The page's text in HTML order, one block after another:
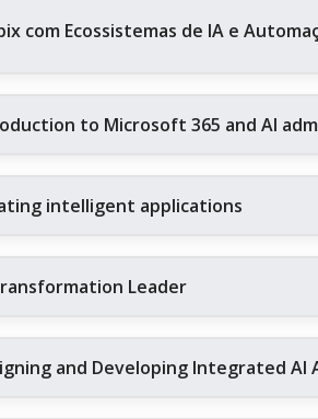
com Ecossistemas de IA e
to Microsoft 365 and AI
intelligent applications
Leader
and Developing Integrated